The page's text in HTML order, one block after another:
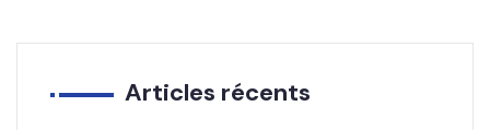
Articles récents